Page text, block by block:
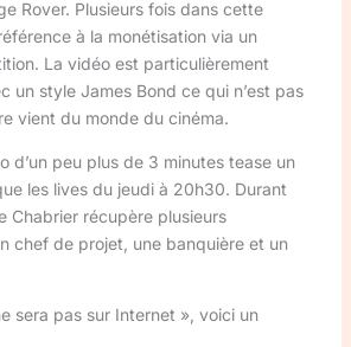
Rover. Plusieurs fois dans cette
à la monétisation via un
La vidéo est particulièrement
un style James Bond ce qui n’est pas
vient du monde du cinéma.
d’un peu plus de 3 minutes tease un
les lives du jeudi à 20h30. Durant
Chabrier récupère plusieurs
chef de projet, une banquière et un
sera pas sur Internet », voici un